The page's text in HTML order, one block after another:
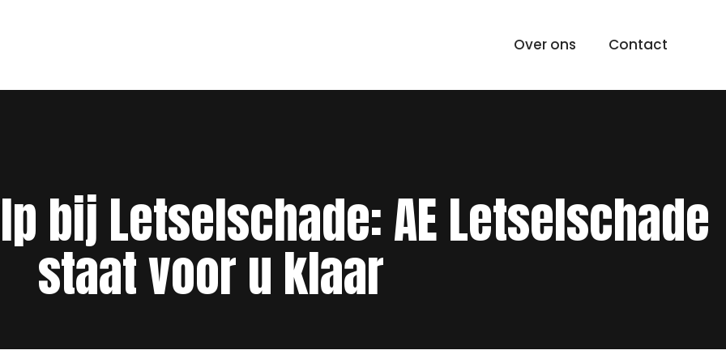
Over ons Contact
bij Letselschade: AE Letselschade
staat voor u klaar